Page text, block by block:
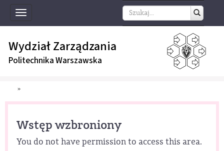
Toggle
navigation
Wydział Zarządzania
Politechnika Warszawska
»
Wstęp wzbroniony
You do not have permission to access this area.